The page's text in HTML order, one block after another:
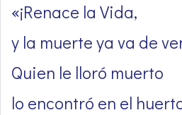
«¡Renace la Vida,
y la muerte ya va de
Quien le lloró muerto
lo encontró en el